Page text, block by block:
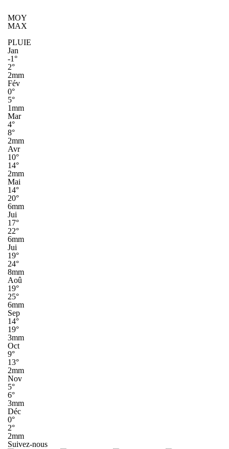
MOY
MAX
PLUIE
Jan
-1°
2°
2mm
Fév
0°
5°
1mm
Mar
4°
8°
2mm
Avr
10°
14°
2mm
Mai
14°
20°
6mm
Jui
17°
22°
6mm
Jui
19°
24°
8mm
Aoû
19°
25°
6mm
Sep
14°
19°
3mm
Oct
9°
13°
2mm
Nov
5°
6°
3mm
Déc
0°
2°
2mm
Suivez-nous